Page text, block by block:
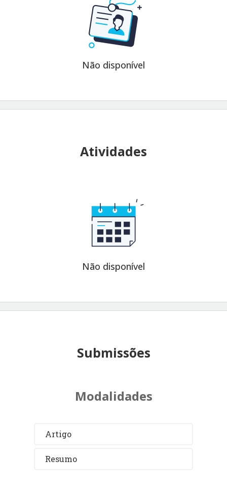
Não disponível
Atividades
Não disponível
Submissões
Modalidades
Artigo
Resumo